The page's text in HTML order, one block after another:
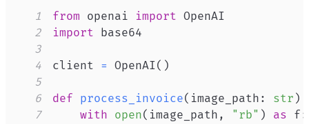
1 from openai import
2
import
3
4
client = OpenAI( )
5
6
def process_invoice( image_path : str )
7
with open( image_path , "rb" ) as f :